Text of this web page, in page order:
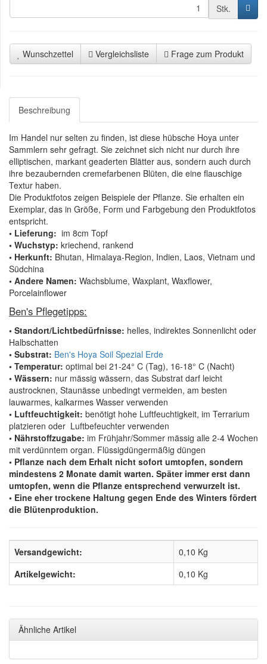
Stk.
Wunschzettel Vergleichsliste Frage zum Produkt
Beschreibung
Im Handel nur selten zu finden, ist diese hübsche Hoya unter
Sammlern sehr gefragt. Sie zeichnet sich nicht nur durch ihre
elliptischen, markant geaderten Blätter aus, sondern auch durch
ihre bezaubernden cremefarbenen Blüten, die eine flauschige
Textur haben.
Die Produktfotos zeigen Beispiele der Pflanze. Sie erhalten ein
Exemplar, das in Größe, Form und Farbgebung den Produktfotos
entspricht.
• Lieferung: im 8cm Topf
• Wuchstyp: kriechend, rankend
• Herkunft: Bhutan, Himalaya-Region, Indien, Laos, Vietnam und
Südchina
• Andere Namen: Wachsblume, Waxplant, Waxflower,
Porcelainflower
Ben's Pflegetipps:
• Standort/Lichtbedürfnisse: helles, indirektes Sonnenlicht oder
Halbschatten
• Substrat: Ben's Hoya Soil Spezial Erde
• Temperatur: optimal bei 21-24° C (Tag), 16-18° C (Nacht)
• Wässern: nur mässig wässern, das Substrat darf leicht
austrocknen, Staunässe unbedingt vermeiden, am besten
lauwarmes, kalkarmes Wasser verwenden
• Luftfeuchtigkeit: benötigt hohe Luftfeuchtigkeit, im Terrarium
platzieren oder Luftbefeuchter verwenden
• Nährstoffzugabe: im Frühjahr/Sommer mässig alle 2-4 Wochen
mit verdünntem organ. Flüssigdüngermäßig düngen
• Pflanze nach dem Erhalt nicht sofort umtopfen, sondern
mindestens 2 Monate damit warten. Später immer erst dann
umtopfen, wenn die Pflanze entsprechend verwurzelt ist.
• Eine eher trockene Haltung gegen Ende des Winters fördert
die Blütenproduktion.
Versandgewicht:
0,10 Kg
Artikelgewicht:
0,10 Kg
Ähnliche Artikel